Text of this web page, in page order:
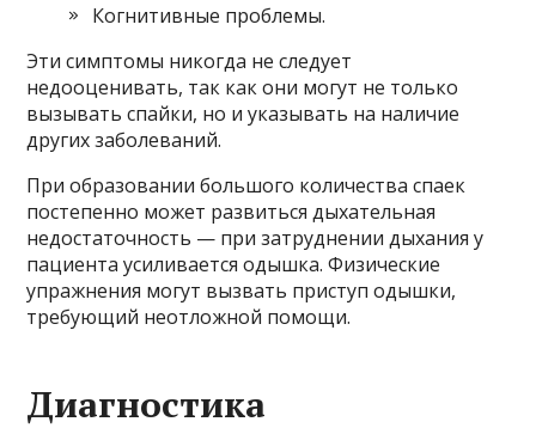
Когнитивные проблемы.
Эти симптомы никогда не следует
недооценивать, так как они могут не только
вызывать спайки, но и указывать на наличие
других заболеваний.
При образовании большого количества спаек
постепенно может развиться дыхательная
недостаточность — при затруднении дыхания у
пациента усиливается одышка. Физические
упражнения могут вызвать приступ одышки,
требующий неотложной помощи.
Диагностика